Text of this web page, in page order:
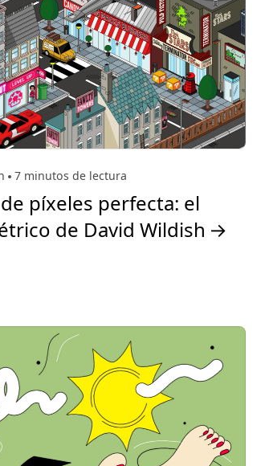
7 minutos de lectura
píxeles perfecta: el
de David Wildish →